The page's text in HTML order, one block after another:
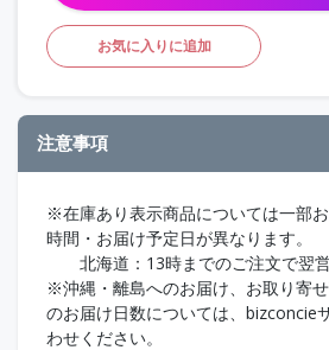
お気に入りに追加
注意事項
※在庫あり表示商品については一部
時間・お届け予定日が異なります。
北海道：13時までのご注文で翌
※沖縄・離島へのお届け、お取り寄
のお届け日数については、bizconcie
わせください。